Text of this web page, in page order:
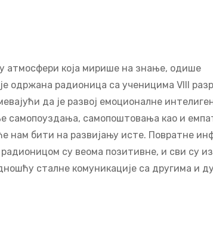
атмосфери која мирише на знање, одише
одржана радионица са ученицима VIII
да је развој емоционалне
самопоуздања, самопоштовања као и
нам бити на развијању исте. Повратне
су веома позитивне, и сви су
сталне комуникације са другима и